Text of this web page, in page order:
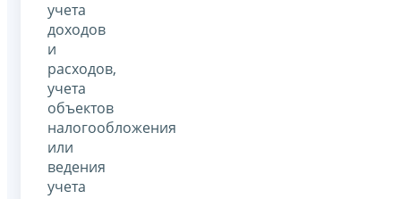
учета
доходов
и
расходов,
учета
объектов
налогообложения
или
ведения
учета